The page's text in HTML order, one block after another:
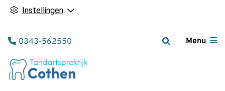
Instellingen
Menu
Tel:
0343-562550